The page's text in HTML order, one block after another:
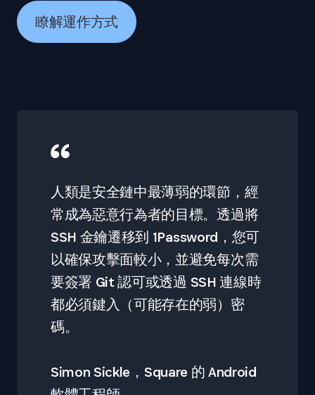
瞭解運作方式
人類是安全鏈中最薄弱的環節，經
常成為惡意行為者的目標。透過將
SSH 金鑰遷移到 1Password，您可
以確保攻擊面較小，並避免每次需
要簽署 Git 認可或透過 SSH 連線時
都必須鍵入（可能存在的弱）密
碼。
Simon Sickle，Square 的 Android